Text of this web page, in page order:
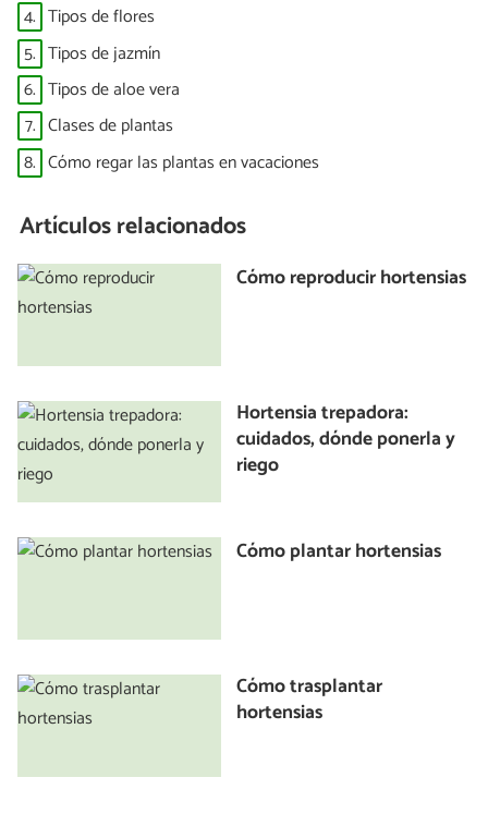
4. Tipos de flores
5. Tipos de jazmín
6. Tipos de aloe vera
7. Clases de plantas
8. Cómo regar las plantas en vacaciones
Artículos relacionados
Cómo reproducir hortensias
Hortensia trepadora:
cuidados, dónde ponerla y
riego
Cómo plantar hortensias
Cómo trasplantar
hortensias